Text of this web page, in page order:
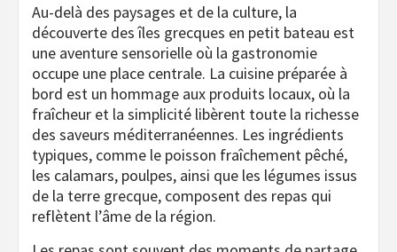
Au-delà des paysages et de la culture, la
découverte des îles grecques en petit bateau est
une aventure sensorielle où la gastronomie
occupe une place centrale. La cuisine préparée à
bord est un hommage aux produits locaux, où la
fraîcheur et la simplicité libèrent toute la richesse
des saveurs méditerranéennes. Les ingrédients
typiques, comme le poisson fraîchement pêché,
les calamars, poulpes, ainsi que les légumes issus
de la terre grecque, composent des repas qui
reflètent l’âme de la région.